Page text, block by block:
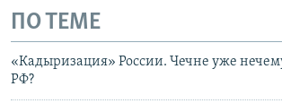
ПО ТЕМЕ
«Кадыризация» России. Чечне уже
РФ?